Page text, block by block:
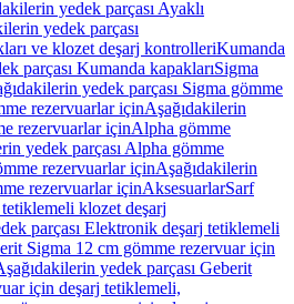
yedek parçası Ayaklı
yedek parçası
ve klozet deşarj kontrolleriKumanda
parçası Kumanda kapaklarıSigma
yedek parçası Sigma gömme
rezervuarlar içinAşağıdakilerin
rezervuarlar içinAlpha gömme
yedek parçası Alpha gömme
rezervuarlar içinAşağıdakilerin
rezervuarlar içinAksesuarlarSarf
klozet deşarj
parçası Elektronik deşarj tetiklemeli
Sigma 12 cm gömme rezervuar için
yedek parçası Geberit
için deşarj tetiklemeli,